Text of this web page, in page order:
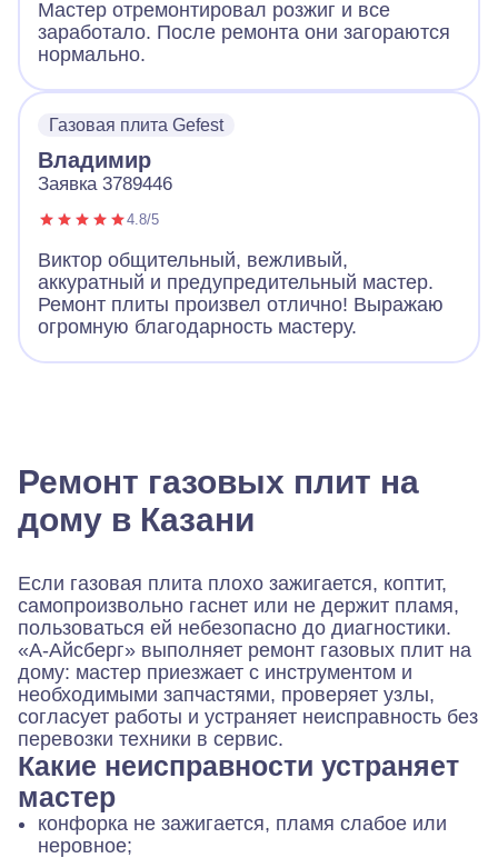
Мастер отремонтировал розжиг и все
заработало. После ремонта они загораются
нормально.
Газовая плита Gefest
Владимир
Заявка 3789446
4.8/5
Виктор общительный, вежливый,
аккуратный и предупредительный мастер.
Ремонт плиты произвел отлично! Выражаю
огромную благодарность мастеру.
Ремонт газовых плит на
дому в Казани
Если газовая плита плохо зажигается, коптит,
самопроизвольно гаснет или не держит пламя,
пользоваться ей небезопасно до диагностики.
«А-Айсберг» выполняет ремонт газовых плит на
дому: мастер приезжает с инструментом и
необходимыми запчастями, проверяет узлы,
согласует работы и устраняет неисправность без
перевозки техники в сервис.
Какие неисправности устраняет
мастер
конфорка не зажигается, пламя слабое или
неровное;